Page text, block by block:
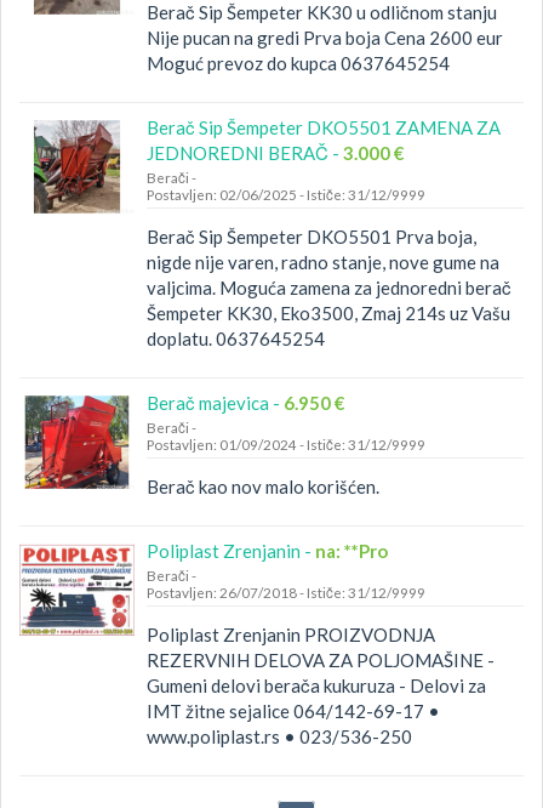
Berač Sip Šempeter KK30 u odličnom stanju
Nije pucan na gredi Prva boja Cena 2600 eur
Moguć prevoz do kupca 0637645254
Berač Sip Šempeter DKO5501 ZAMENA ZA
JEDNOREDNI BERAČ - 3.000 €
Berači -
Postavljen: 02/06/2025 - Ističe: 31/12/9999
Berač Sip Šempeter DKO5501 Prva boja,
nigde nije varen, radno stanje, nove gume na
valjcima. Moguća zamena za jednoredni berač
Šempeter KK30, Eko3500, Zmaj 214s uz Vašu
doplatu. 0637645254
Berač majevica - 6.950 €
Berači -
Postavljen: 01/09/2024 - Ističe: 31/12/9999
Berač kao nov malo korišćen.
Poliplast Zrenjanin - na: **Pro
Berači -
Postavljen: 26/07/2018- Ističe: 31/12/9999
Poliplast Zrenjanin PROIZVODNJA
REZERVNIH DELOVA ZA POLJOMAŠINE -
Gumeni delovi berača kukuruza - Delovi za
IMT žitne sejalice 064/142-69-17 •
www.poliplast.rs • 023/536-250